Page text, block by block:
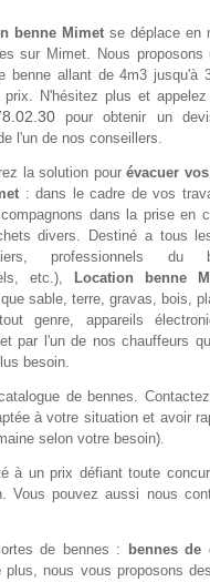
benne Mimet se déplace en
sur Mimet. Nous proposons
benne allant de 4m3 jusqu'à
prix. N'hésitez plus et
pour obtenir un
l'un de nos conseillers.
la solution pour évacuer
: dans le cadre de vos
dans la prise en
divers. Destiné a tous
professionnels du
etc.),
Location benne
sable, terre, gravas, bois,
genre, appareils
par l'un de nos chauffeurs
besoin.
de bennes.
à votre situation et avoir
selon votre besoin).
à un prix défiant toute
Vous pouvez aussi nous
de bennes : bennes de
plus, nous vous proposons